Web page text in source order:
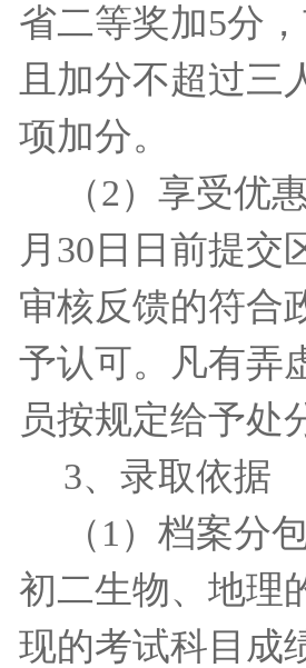
省二等奖加5分
且加分不超过三
项加分。
（2）享受优
月 30 日日前提交
审核反馈的符合
予认可。凡有弄
员按规定给予处
3、录取依据
（ 1 ）档案分
初二生物、地理
现的考试科目成